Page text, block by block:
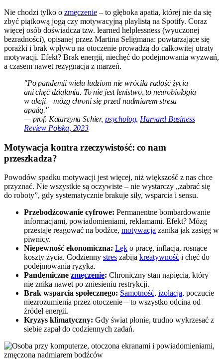
Nie chodzi tylko o zmęczenie – to głęboka apatia, której nie da się
zbyć piątkową jogą czy motywacyjną playlistą na Spotify. Coraz
więcej osób doświadcza tzw. learned helplessness (wyuczonej
bezradności), opisanej przez Martina Seligmana: powtarzające się
porażki i brak wpływu na otoczenie prowadzą do całkowitej utraty
motywacji. Efekt? Brak energii, niechęć do podejmowania wyzwań,
a czasem nawet rezygnacja z marzeń.
"Po pandemii wielu ludziom nie wróciła radość życia
ani chęć działania. To nie jest lenistwo, to neurobiologia
w akcji – mózg chroni się przed nadmiarem stresu
apatią."
— prof. Katarzyna Schier, psycholog, Harvard Business
Review Polska, 2023
Motywacja kontra rzeczywistość: co nam
przeszkadza?
Powodów spadku motywacji jest więcej, niż większość z nas chce
przyznać. Nie wszystkie są oczywiste – nie wystarczy „zabrać się
do roboty”, gdy systematycznie brakuje siły, wsparcia i sensu.
Przebodźcowanie cyfrowe: Permanentne bombardowanie
informacjami, powiadomieniami, reklamami. Efekt? Mózg
przestaje reagować na bodźce, motywacja zanika jak zasięg w
piwnicy.
Niepewność ekonomiczna: Lęk o pracę, inflacja, rosnące
koszty życia. Codzienny stres zabija kreatywność i chęć do
podejmowania ryzyka.
Pandemiczne zmęczenie: Chroniczny stan napięcia, który
nie znika nawet po zniesieniu restrykcji.
Brak wsparcia społecznego: Samotność, izolacja, poczucie
niezrozumienia przez otoczenie – to wszystko odcina od
źródeł energii.
Kryzys klimatyczny: Gdy świat płonie, trudno wykrzesać z
siebie zapał do codziennych zadań.